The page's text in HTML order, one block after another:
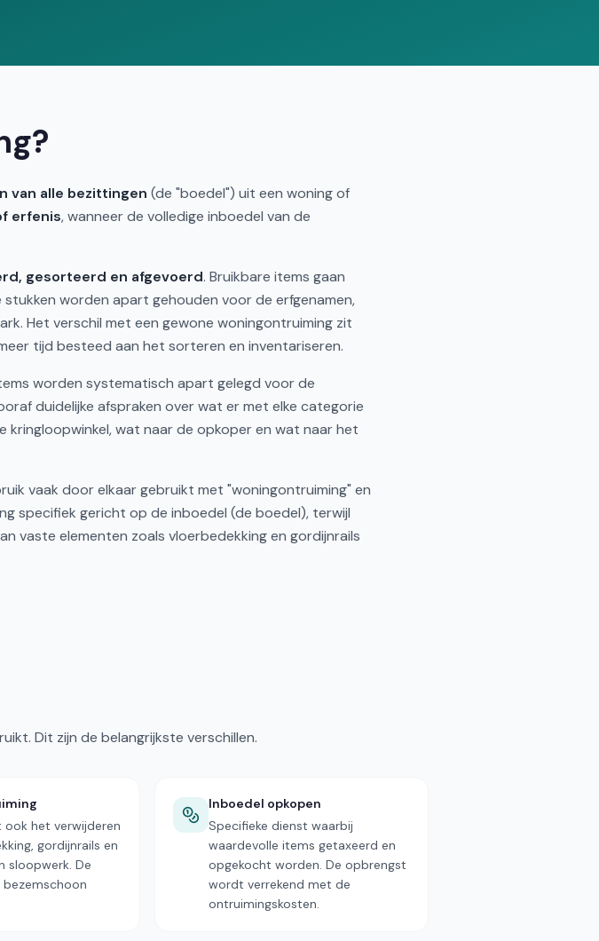
van alle bezittingen (de "boedel") uit een woning of
erfenis, wanneer de volledige inboedel van de
gesorteerd en afgevoerd. Bruikbare items gaan
worden apart gehouden voor de erfgenamen,
Het verschil met een gewone woningontruiming zit
tijd besteed aan het sorteren en inventariseren.
worden systematisch apart gelegd voor de
duidelijke afspraken over wat er met elke categorie
wat naar de opkoper en wat naar het
vaak door elkaar gebruikt met "woningontruiming" en
specifiek gericht op de inboedel (de boedel), terwijl
vaste elementen zoals vloerbedekking en gordijnrails
Dit zijn de belangrijkste verschillen.
ook het verwijderen
gordijnrails en
sloopwerk. De
Inboedel opkopen
Specifieke dienst waarbij
waardevolle items getaxeerd en
opgekocht worden. De opbrengst
wordt verrekend met de
ontruimingskosten.